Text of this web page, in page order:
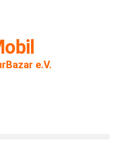
e.V.